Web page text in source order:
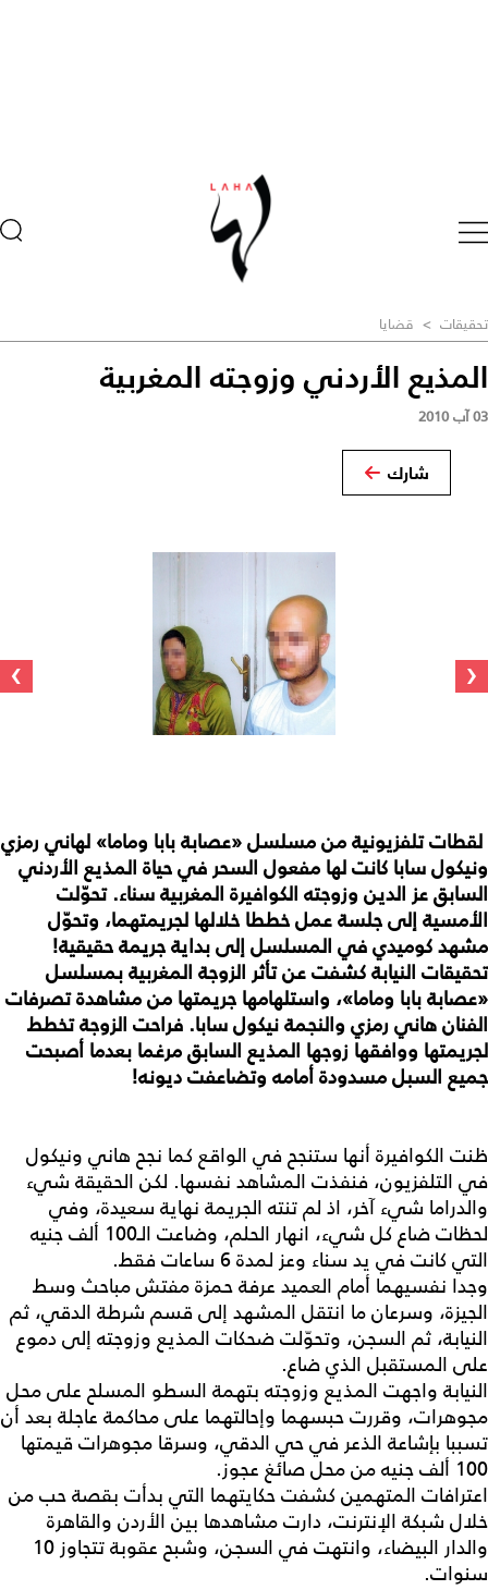
تحقيقات > قضايا
المذيع الأردني وزوجته المغربية
03 آب 2010
شارك
‹
›
لقطات تلفزيونية من مسلسل «عصابة بابا وماما» لهاني رمزي
ونيكول سابا كانت لها مفعول السحر في حياة المذيع الأردني
السابق عز الدين وزوجته الكوافيرة المغربية سناء. تحوّلت
الأمسية إلى جلسة عمل خططا خلالها لجريمتهما، وتحوّل
مشهد كوميدي في المسلسل إلى بداية جريمة حقيقية!
تحقيقات النيابة كشفت عن تأثر الزوجة المغربية بمسلسل
«عصابة بابا وماما»، واستلهامها جريمتها من مشاهدة تصرفات
الفنان هاني رمزي والنجمة نيكول سابا. فراحت الزوجة تخطط
لجريمتها ووافقها زوجها المذيع السابق مرغما بعدما أصبحت
جميع السبل مسدودة أمامه وتضاعفت ديونه!
ظنت الكوافيرة أنها ستنجح في الواقع كما نجح هاني ونيكول
في التلفزيون، فنفذت المشاهد نفسها. لكن الحقيقة شيء
والدراما شيء آخر، اذ لم تنته الجريمة نهاية سعيدة، وفي
لحظات ضاع كل شيء، انهار الحلم، وضاعت الـ100 ألف جنيه
التي كانت في يد سناء وعز لمدة 6 ساعات فقط.
وجدا نفسيهما أمام العميد عرفة حمزة مفتش مباحث وسط
الجيزة، وسرعان ما انتقل المشهد إلى قسم شرطة الدقي، ثم
النيابة، ثم السجن، وتحوّلت ضحكات المذيع وزوجته إلى دموع
على المستقبل الذي ضاع.
النيابة واجهت المذيع وزوجته بتهمة السطو المسلح على محل
مجوهرات، وقررت حبسهما وإحالتهما على محاكمة عاجلة بعد أن
تسببا بإشاعة الذعر في حي الدقي، وسرقا مجوهرات قيمتها
100 ألف جنيه من محل صائغ عجوز.
اعترافات المتهمين كشفت حكايتهما التي بدأت بقصة حب من
خلال شبكة الإنترنت، دارت مشاهدها بين الأردن والقاهرة
والدار البيضاء، وانتهت في السجن، وشبح عقوبة تتجاوز 10
سنوات.